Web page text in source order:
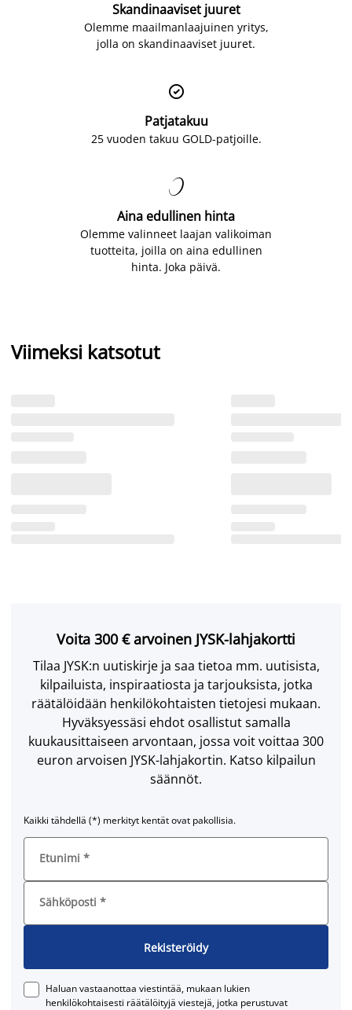
Skandinaaviset juuret
Olemme maailmanlaajuinen yritys,
jolla on skandinaaviset juuret.

Patjatakuu
25 vuoden takuu GOLD-patjoille.

Aina edullinen hinta
Olemme valinneet laajan valikoiman
tuotteita, joilla on aina edullinen
hinta. Joka päivä.
Viimeksi katsotut
Voita 300 € arvoinen JYSK-lahjakortti
Tilaa JYSK:n uutiskirje ja saa tietoa mm. uutisista,
kilpailuista, inspiraatiosta ja tarjouksista, jotka
räätälöidään henkilökohtaisten tietojesi mukaan.
Hyväksyessäsi ehdot osallistut samalla
kuukausittaiseen arvontaan, jossa voit voittaa 300
euron arvoisen JYSK-lahjakortin. Katso kilpailun
säännöt.
Kaikki tähdellä (*) merkityt kentät ovat pakollisia.
Etunimi *
Sähköposti *
Rekisteröidy
Haluan vastaanottaa viestintää, mukaan lukien
henkilökohtaisesti räätälöityjä viestejä, jotka perustuvat